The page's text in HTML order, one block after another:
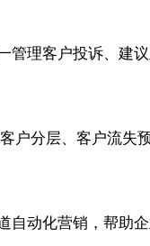
理客户投诉、建
户分层、客户流失
动化营销，帮助